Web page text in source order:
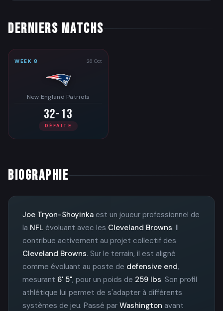
DERNIERS MATCHS
WEEK 8 26 Oct
New England Patriots
32-13
DÉFAITE
BIOGRAPHIE
Joe Tryon-Shoyinka est un joueur professionnel de
la NFL évoluant avec les Cleveland Browns. Il
contribue activement au projet collectif des
Cleveland Browns. Sur le terrain, il est aligné
comme évoluant au poste de defensive end,
mesurant 6' 5", pour un poids de 259 lbs. Son profil
athlétique lui permet de s'adapter à différents
systèmes de jeu. Passé par Washington avant